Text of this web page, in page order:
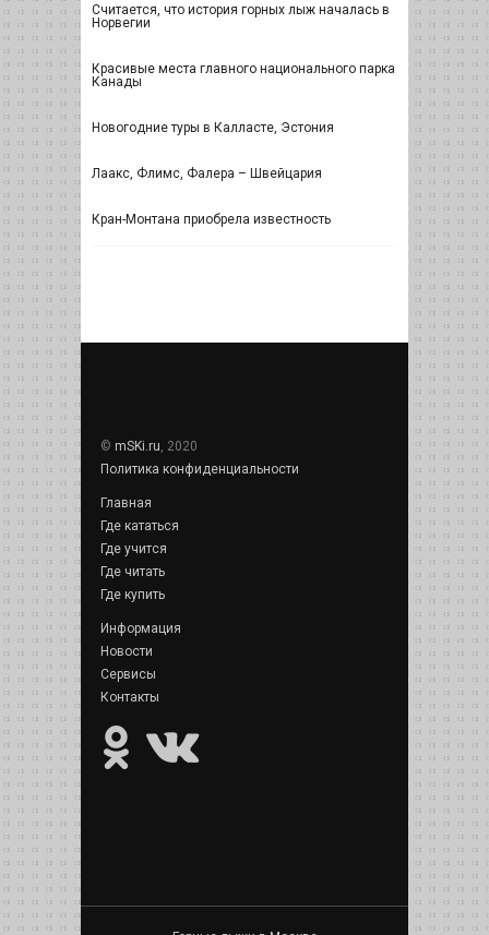
Считается, что история горных лыж началась в
Норвегии
Красивые места главного национального парка
Канады
Новогодние туры в Калласте, Эстония
Лаакс, Флимс, Фалера – Швейцария
Кран-Монтана приобрела известность
© mSKi.ru, 2020
Политика конфиденциальности
Главная
Где кататься
Где учится
Где читать
Где купить
Информация
Новости
Сервисы
Контакты